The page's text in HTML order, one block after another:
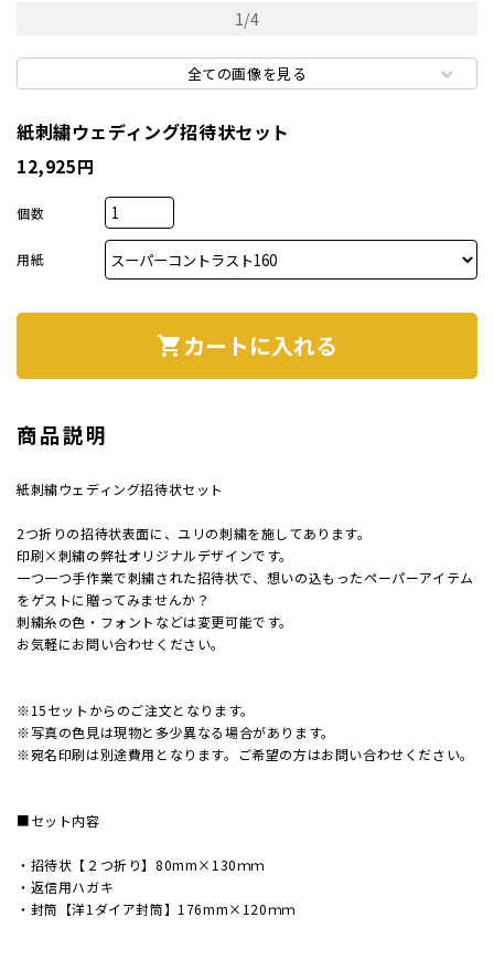
ラッ
カレ
厚み
1/4
全ての画像を見る
紙刺繍ウェディング招待状セット
12,925円
個数
用紙
shopping_cart カートに入れる
商品説明
紙刺繍ウェディング招待状セット
2つ折りの招待状表面に、ユリの刺繍を施してあります。
印刷×刺繍の弊社オリジナルデザインです。
一つ一つ手作業で刺繍された招待状で、想いの込もったペーパーアイテム
をゲストに贈ってみませんか？
刺繍糸の色・フォントなどは変更可能です。
お気軽にお問い合わせください。
※15セットからのご注文となります。
※写真の色見は現物と多少異なる場合があります。
※宛名印刷は別途費用となります。ご希望の方はお問い合わせください。
■セット内容
・招待状【２つ折り】80mm×130ｍｍ
・返信用ハガキ
・封筒【洋1ダイア封筒】176mm×120ｍｍ